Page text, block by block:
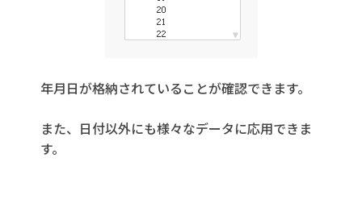
年月日が格納されていることが確認できます。
また、日付以外にも様々なデータに応用できま
す。